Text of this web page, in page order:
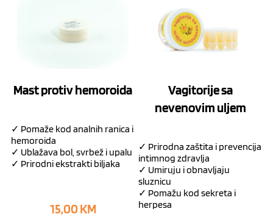
Mast protiv hemoroida
✓ Pomaže kod analnih ranica i
hemoroida
✓ Ublažava bol, svrbež i upalu
✓ Prirodni ekstrakti biljaka
15,00 KM
Vagitorije sa
nevenovim uljem
✓ Prirodna zaštita i prevencija
intimnog zdravlja
✓ Umiruju i obnavljaju
sluznicu
✓ Pomažu kod sekreta i
herpesa